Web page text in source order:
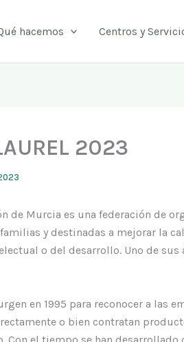
hacemos Centros y
2023
de Murcia es una federación de
y destinadas a mejorar la
o del desarrollo. Uno de sus
en 1995 para reconocer a las
o bien contratan